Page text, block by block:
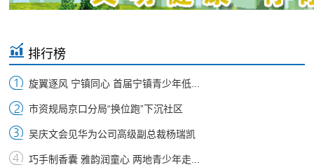
排行榜
旋翼逐风 宁镇同心 首届宁镇青少年低...
市资规局京口分局“换位跑”下沉社区
吴庆文会见华为公司高级副总裁杨瑞凯
巧手制香囊 雅韵润童心 两地青少年走...